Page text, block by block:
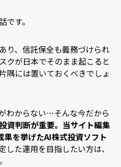
す。
り、信託保全も義務づけられ
クが日本でそのまま起こると
隅には置いておくべきでしょ
わからない…そんな今だから
資判断が重要。当サイト編集
を挙げたAI株式投資ソフト
した運用を目指したい方は、